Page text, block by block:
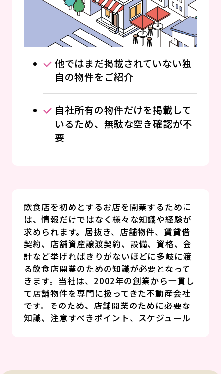
他ではまだ掲載されていない独
自の物件をご紹介
自社所有の物件だけを掲載して
いるため、無駄な空き確認が不
要
飲食店を初めとするお店を開業するために
は、情報だけではなく様々な知識や経験が
求められます。居抜き、店舗物件、賃貸借
契約、店舗資産譲渡契約、設備、資格、会
計など挙げればきりがないほどに多岐に渡
る飲食店開業のための知識が必要となって
きます。当社は、2002年の創業から一貫し
て店舗物件を専門に扱ってきた不動産会社
です。そのため、店舗開業のために必要な
知識、注意すべきポイント、スケジュール